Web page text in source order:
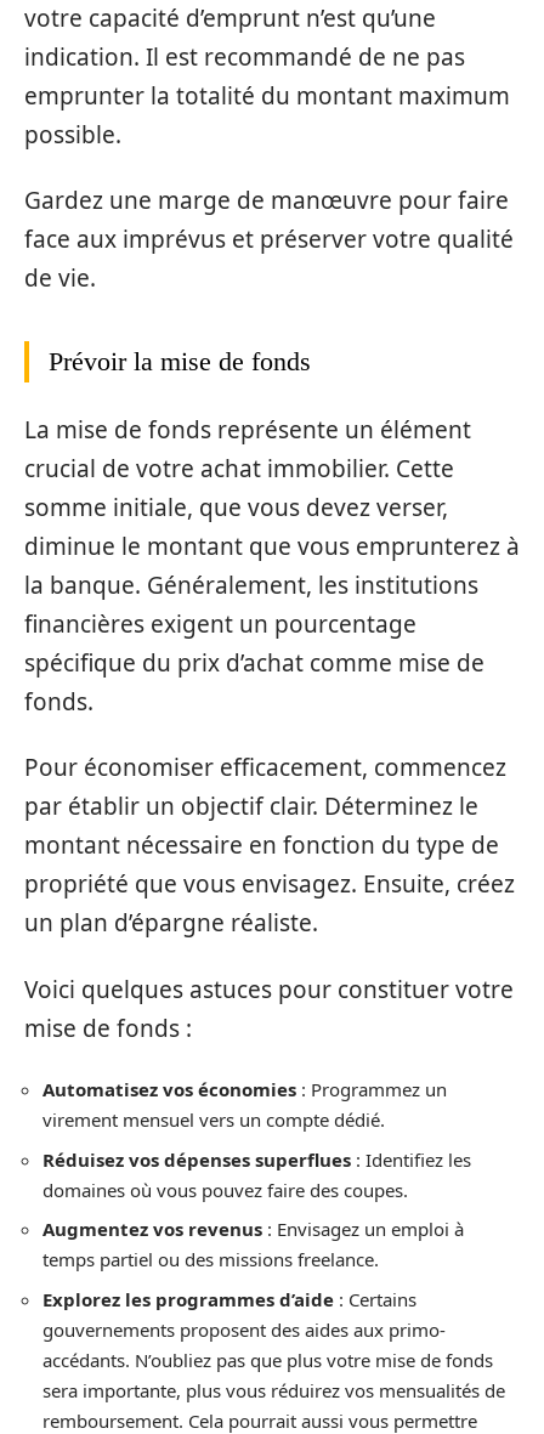
votre capacité d’emprunt n’est qu’une
indication. Il est recommandé de ne pas
emprunter la totalité du montant maximum
possible.
Gardez une marge de manœuvre pour faire
face aux imprévus et préserver votre qualité
de vie.
Prévoir la mise de fonds
La mise de fonds représente un élément
crucial de votre achat immobilier. Cette
somme initiale, que vous devez verser,
diminue le montant que vous emprunterez à
la banque. Généralement, les institutions
financières exigent un pourcentage
spécifique du prix d’achat comme mise de
fonds.
Pour économiser efficacement, commencez
par établir un objectif clair. Déterminez le
montant nécessaire en fonction du type de
propriété que vous envisagez. Ensuite, créez
un plan d’épargne réaliste.
Voici quelques astuces pour constituer votre
mise de fonds :
Automatisez vos économies : Programmez un
virement mensuel vers un compte dédié.
Réduisez vos dépenses superflues : Identifiez les
domaines où vous pouvez faire des coupes.
Augmentez vos revenus : Envisagez un emploi à
temps partiel ou des missions freelance.
Explorez les programmes d’aide : Certains
gouvernements proposent des aides aux primo-
accédants. N’oubliez pas que plus votre mise de fonds
sera importante, plus vous réduirez vos mensualités de
remboursement. Cela pourrait aussi vous permettre